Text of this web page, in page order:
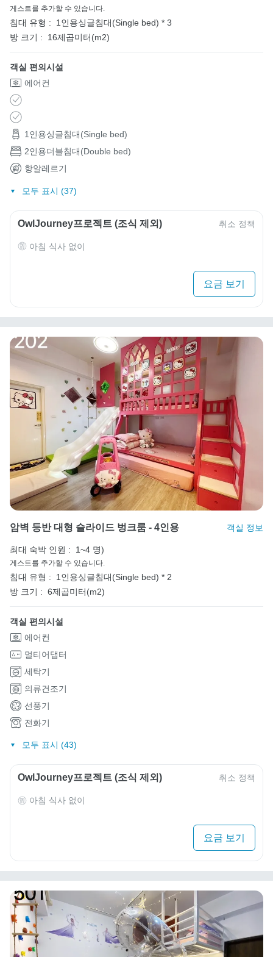
게스트를 추가할 수 있습니다.
침대 유형 :
1인용싱글침대(Single bed) * 3
방 크기 :
16제곱미터(m2)
객실 편의시설
에어컨
1인용싱글침대(Single bed)
2인용더블침대(Double bed)
항알레르기
모두 표시 (37)
OwlJourney프로젝트 (조식 제외) 취소 정책
아침 식사 없이
요금 보기
암벽 등반 대형 슬라이드 벙크룸 - 4인용 객실 정보
최대 숙박 인원 : 1~4 명)
게스트를 추가할 수 있습니다.
침대 유형 :
1인용싱글침대(Single bed) * 2
방 크기 : 6제곱미터(m2)
객실 편의시설
에어컨
멀티어댑터
세탁기
의류건조기
선풍기
전화기
모두 표시 (43)
OwlJourney프로젝트 (조식 제외) 취소 정책
아침 식사 없이
요금 보기